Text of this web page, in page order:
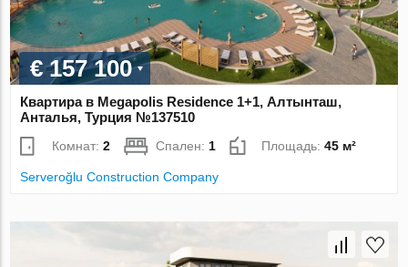
€ 157 100
Квартира в Megapolis Residence 1+1, Алтынташ,
Анталья, Турция №137510
Комнат:2 Спален: 1 Площадь:45 м²
Serveroğlu Construction Company